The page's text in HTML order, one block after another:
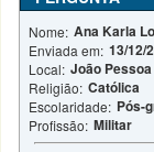
Nome: Ana Karla
Enviada em: 13/12/
Local: João
Religião: Católica
Escolaridade: Pós-
Profissão: Militar